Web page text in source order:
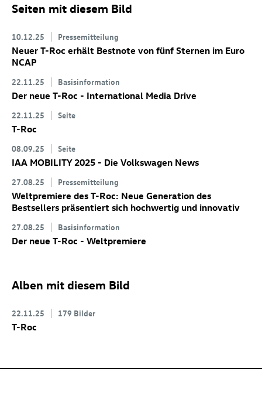
Seiten mit diesem Bild
10.12.25 Pressemitteilung
Neuer T-Roc erhält Bestnote von fünf Sternen im Euro
NCAP
22.11.25 Basisinformation
Der neue T-Roc - International Media Drive
22.11.25 Seite
T-Roc
08.09.25 Seite
IAA MOBILITY 2025 - Die Volkswagen News
27.08.25 Pressemitteilung
Weltpremiere des T-Roc: Neue Generation des
Bestsellers präsentiert sich hochwertig und innovativ
27.08.25 Basisinformation
Der neue T-Roc - Weltpremiere
Alben mit diesem Bild
22.11.25 179 Bilder
T-Roc